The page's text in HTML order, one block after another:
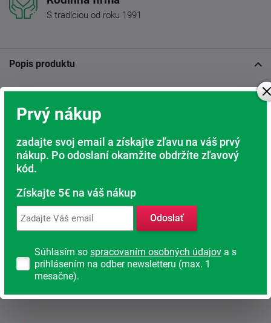
S tradíciou od roku 1991
Popis produktu
Posteľ z masívu Thorsten 90 - Opatrovateľské lôžko
Rozmery: 90x200 cm
Posteľ Thorsten je ideálnou voľbou pre seniorov a osoby,
ktoré potrebujú opatrovateľskú pomoc. Je navrhnutá tak,
aby uľahčovala prístup a starostlivosť o blízkych, najmä v
matracom. Vyššia konštrukcia postele s bočnicami vo
výške 50 cm poskytuje stabilitu a pohodlné vstávanie aj
ľahnutie.
Starostlivosť o blízkych:
Uľahčuje prístup a starostlivosť o blízkych, najmä pri
využití motorového polohovacieho roštu a zdravotného
matraca.
Prvý nákup
zadajte svoj email a získajte zľavu na váš prvý
nákup. Po odoslaní okamžite obdržíte zľavový
kód.
Získajte 5€ na váš nákup
Odoslať
Súhlasím so spracovaním osobných údajov a s
prihlásením na odber newsletteru (max. 1
mesačne).